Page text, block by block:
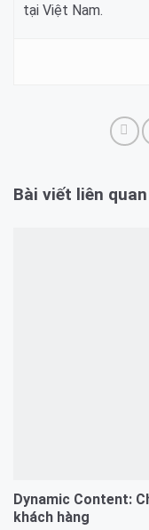
tại Việt Nam.
Bài viết liên quan
Dynamic Content:
khách hàng